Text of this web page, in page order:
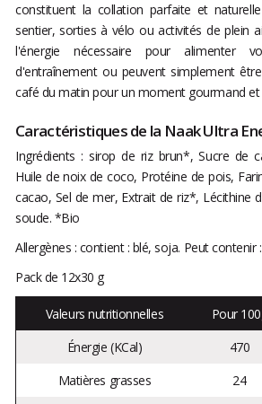
constituent la collation parfaite et
sentier, sorties à vélo ou activités de plein
l'énergie nécessaire pour alimenter
d'entraînement ou peuvent simplement
café du matin pour un moment gourmand et
Caractéristiques de la Naak Ultra
Ingrédients : sirop de riz brun*, Sucre de
Huile de noix de coco, Protéine de pois,
cacao, Sel de mer, Extrait de riz*, Lécithine
soude. *Bio
Allergènes : contient : blé, soja. Peut contenir
Pack de 12x30 g
Valeurs nutritionnelles Pour
Énergie (KCal)
470
Matières grasses
24